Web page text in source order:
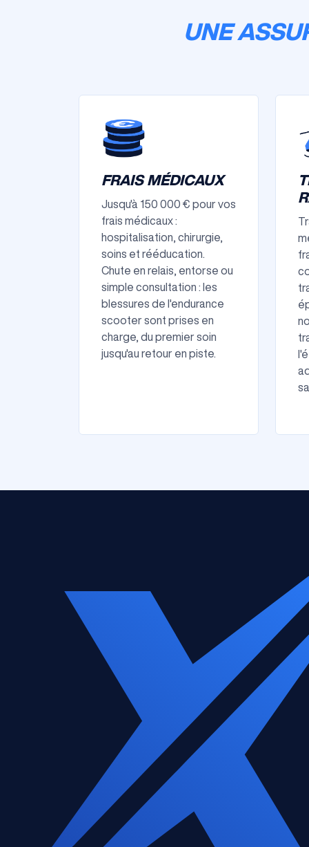
UNE
FRAIS MÉDICAUX
Jusqu'à 150 000 € pour vos
frais médicaux :
hospitalisation, chirurgie,
soins et rééducation.
Chute en relais, entorse ou
simple consultation : les
blessures de l'endurance
scooter sont prises en
charge, du premier soin
jusqu'au retour en piste.